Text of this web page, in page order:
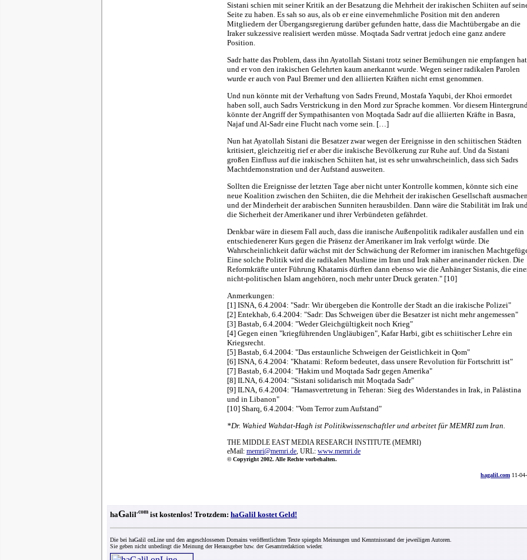
Sistani schien mit seiner Kritik an der Besatzung die Mehrheit der irakischen Schiiten auf
Seite zu haben. Es sah so aus, als ob er eine einvernehmliche Position mit den anderen
Mitgliedern der Übergangsregierung darüber gefunden hatte, dass die Machtübergabe an die
Iraker sukzessive realisiert werden müsse. Moqtada Sadr vertrat jedoch eine ganz andere
Position.
Sadr hatte das Problem, dass ihn Ayatollah Sistani trotz seiner Bemühungen nie empfangen
und er von den irakischen Gelehrten kaum anerkannt wurde. Wegen seiner radikalen Parolen
wurde er auch von Paul Bremer und den alliierten Kräften nicht ernst genommen.
Und nun könnte mit der Verhaftung von Sadrs Freund, Mostafa Yaqubi, der Khoi ermordet
haben soll, auch Sadrs Verstrickung in den Mord zur Sprache kommen. Vor diesem
könnte der Angriff der Sympathisanten von Moqtada Sadr auf die alliierten Kräfte in Basra,
Najaf und Al-Sadr eine Flucht nach vorne sein. […]
Nun hat Ayatollah Sistani die Besatzer zwar wegen der Ereignisse in den schiitischen Städten
kritisiert, gleichzeitig rief er aber die irakische Bevölkerung zur Ruhe auf. Und da Sistani
großen Einfluss auf die irakischen Schiiten hat, ist es sehr unwahrscheinlich, dass sich Sadrs
Machtdemonstration und der Aufstand ausweiten.
Sollten die Ereignisse der letzten Tage aber nicht unter Kontrolle kommen, könnte sich eine
neue Koalition zwischen den Schiiten, die die Mehrheit der irakischen Gesellschaft
und der Minderheit der arabischen Sunniten herausbilden. Dann wäre die Stabilität im Irak
die Sicherheit der Amerikaner und ihrer Verbündeten gefährdet.
Denkbar wäre in diesem Fall auch, dass die iranische Außenpolitik radikaler ausfallen und ein
entschiedenerer Kurs gegen die Präsenz der Amerikaner im Irak verfolgt würde. Die
Wahrscheinlichkeit dafür wächst mit der Schwächung der Reformer im iranischen
Eine solche Politik wird die radikalen Muslime im Iran und Irak näher aneinander rücken. Die
Reformkräfte unter Führung Khatamis dürften dann ebenso wie die Anhänger Sistanis, die
nicht-politischen Islam angehören, noch mehr unter Druck geraten." [10]
Anmerkungen:
[1] ISNA, 6.4.2004: "Sadr: Wir übergeben die Kontrolle der Stadt an die irakische Polizei"
[2] Entekhab, 6.4.2004: "Sadr: Das Schweigen über die Besatzer ist nicht mehr angemessen"
[3] Bastab, 6.4.2004: "Weder Gleichgültigkeit noch Krieg"
[4] Gegen einen "kriegführenden Ungläubigen", Kafar Harbi, gibt es schiitischer Lehre ein
Kriegsrecht.
[5] Bastab, 6.4.2004: "Das erstaunliche Schweigen der Geistlichkeit in Qom"
[6] ISNA, 6.4.2004: "Khatami: Reform bedeutet, dass unsere Revolution für Fortschritt ist"
[7] Bastab, 6.4.2004: "Hakim und Moqtada Sadr gegen Amerika"
[8] ILNA, 6.4.2004: "Sistani solidarisch mit Moqtada Sadr"
[9] ILNA, 6.4.2004: "Hamasvertretung in Teheran: Sieg des Widerstandes in Irak, in Palästina
und in Libanon"
[10] Sharq, 6.4.2004: "Vom Terror zum Aufstand"
*Dr. Wahied Wahdat-Hagh ist Politikwissenschaftler und arbeitet für MEMRI zum Iran.
THE MIDDLE EAST MEDIA RESEARCH INSTITUTE (MEMRI)
eMail: memri@memri.de, URL: www.memri.de
© Copyright 2002. Alle Rechte vorbehalten.
hagalil.com 11-
haGalil.comist kostenlos! Trotzdem:haGalil kostet Geld!
Die bei haGalil onLine und den angeschlossenen Domains veröffentlichten Texte spiegeln Meinungen und Kenntnisstand der jeweiligen Autoren.
Sie geben nicht unbedingt die Meinung der Herausgeber bzw. der Gesamtredaktion wieder.